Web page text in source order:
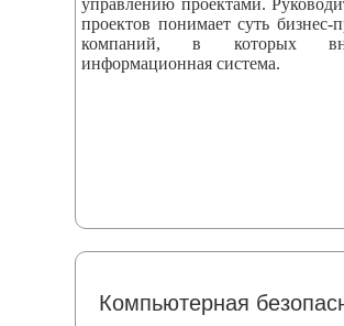
управлению проектами.
проектов понимает суть бизнес-
компаний, в которых
информационная система.
Компьютерная